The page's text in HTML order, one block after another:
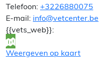
Telefoon: +3226880075
E-mail: info@vetcenter.be
{{vets_web}}:
Weergeven op kaart